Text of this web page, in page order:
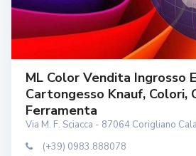
ML Color Vendita Ingrosso
Cartongesso Knauf, Colori,
Ferramenta
Via M. F. Sciacca - 87064 Corigliano
(+39) 0983.888078